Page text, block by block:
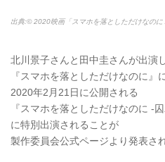
出典:© 2020映画「スマホを落としただけなの
北川景子さんと田中圭さんが出演
『スマホを落としただけなのに』
2020年2月21日に公開される
『スマホを落としただけなのに -
に特別出演されることが
製作委員会公式ページより発表さ